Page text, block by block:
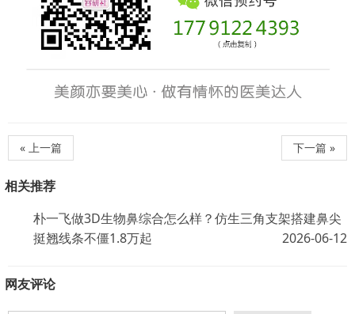
« 上一篇 下一篇 »
相关推荐
朴一飞做3D生物鼻综合怎么样？仿生三角支架搭建鼻尖
挺翘线条不僵1.8万起
2026-06-12
网友评论